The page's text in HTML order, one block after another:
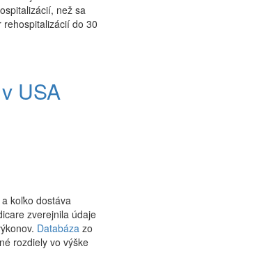
než sa
do 30
USA
koľko dostáva
zverejnila údaje
Databázazo
rozdiely vo výške